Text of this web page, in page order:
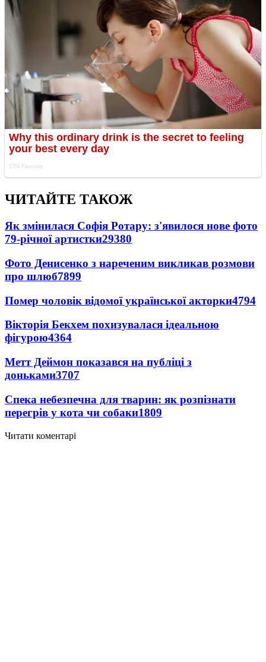
ЧИТАЙТЕ ТАКОЖ
Як змінилася Софія Ротару: з'явилося нове фото
79-річної артистки29380
Фото Денисенко з нареченим викликав розмови
про шлюб7899
Помер чоловік відомої української акторки4794
Вікторія Бекхем похизувалася ідеальною
фігурою4364
Метт Деймон показався на публіці з
доньками3707
Спека небезпечна для тварин: як розпізнати
перегрів у кота чи собаки1809
Читати коментарі